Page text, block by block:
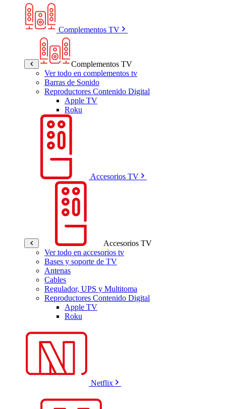
Complementos TV
Complementos TV
Ver todo en complementos tv
Barras de Sonido
Reproductores Contenido Digital
Apple TV
Roku
Accesorios TV
Accesorios TV
Ver todo en accesorios tv
Bases y soporte de TV
Antenas
Cables
Regulador, UPS y Multitoma
Reproductores Contenido Digital
Apple TV
Roku
Netflix